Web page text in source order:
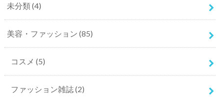
未分類(4)
美容・ファッション (85)
コスメ (5)
ファッション雑誌(2)